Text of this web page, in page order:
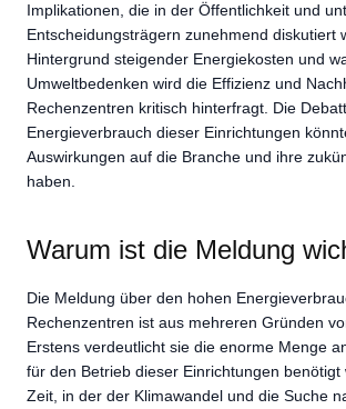
Implikationen, die in der Öffentlichkeit und
Entscheidungsträgern zunehmend diskutiert
Hintergrund steigender Energiekosten und
Umweltbedenken wird die Effizienz und
Rechenzentren kritisch hinterfragt. Die
Energieverbrauch dieser Einrichtungen
Auswirkungen auf die Branche und ihre
haben.
Warum ist die Meldung
Die Meldung über den hohen
Rechenzentren ist aus mehreren Gründen
Erstens verdeutlicht sie die enorme Menge
für den Betrieb dieser Einrichtungen
Zeit, in der der Klimawandel und die Suche